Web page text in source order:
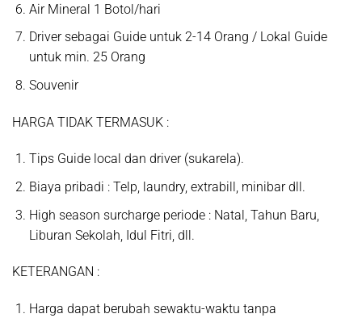
Air Mineral 1 Botol/hari
Driver sebagai Guide untuk 2-14 Orang / Lokal Guide
untuk min. 25 Orang
Souvenir
HARGA TIDAK TERMASUK :
Tips Guide local dan driver (sukarela).
Biaya pribadi : Telp, laundry, extrabill, minibar dll.
High season surcharge periode : Natal, Tahun Baru,
Liburan Sekolah, Idul Fitri, dll.
KETERANGAN :
Harga dapat berubah sewaktu-waktu tanpa